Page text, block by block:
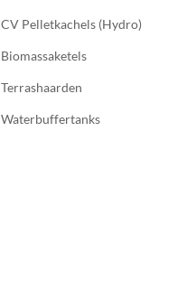
CV Pelletkachels (Hydro)
Biomassaketels
Terrashaarden
Waterbuffertanks